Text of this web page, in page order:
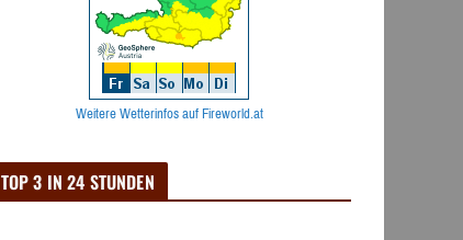
Weitere Wetterinfos auf Fireworld.at
TOP 3 IN 24 STUNDEN